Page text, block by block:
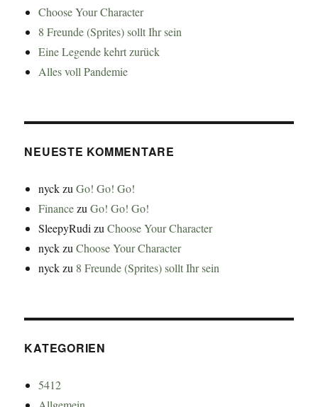
Choose Your Character
8 Freunde (Sprites) sollt Ihr sein
Eine Legende kehrt zurück
Alles voll Pandemie
NEUESTE KOMMENTARE
nyckzuGo! Go! Go!
FinancezuGo! Go! Go!
SleepyRudi zuChoose Your Character
nyckzuChoose Your Character
nyckzu 8 Freunde (Sprites) sollt Ihr sein
KATEGORIEN
5412